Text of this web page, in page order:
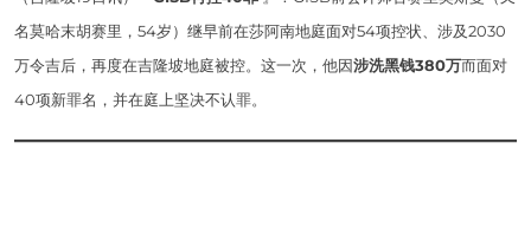
名莫哈末胡赛里，54岁）继早前在莎阿南地庭面对54项控状、涉及2030
万令吉后，再度在吉隆坡地庭被控。这一次，他因涉洗黑钱380万而面对
40项新罪名，并在庭上坚决不认罪。